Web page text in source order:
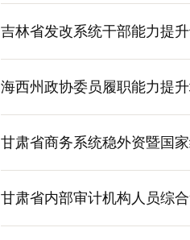
吉林省发改系统干部能力提
海西州政协委员履职能力提
甘肃省商务系统稳外资暨国
甘肃省内部审计机构人员综